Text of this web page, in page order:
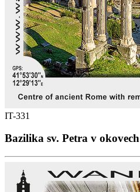
IT-331
Bazilika sv. Petra v okovech